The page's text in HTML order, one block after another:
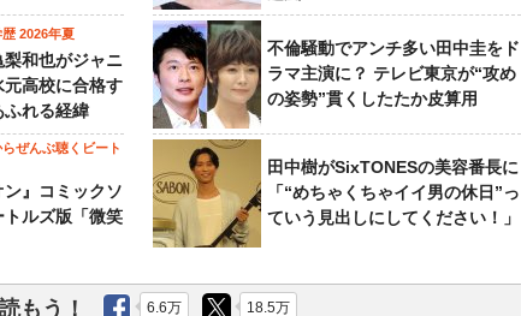
2026年夏
和也がジャニ
高校に合格す
ふれる経緯
不倫騒動でアンチ多い田中圭をド
ラマ主演に？ テレビ東京が“攻め
の姿勢”貫くしたたか皮算用
ぜんぶ聴くビート
ン』コミックソ
ルズ版「微笑
田中樹がSixTONESの美容番長に
「“めちゃくちゃイイ男の休日”っ
ていう見出しにしてください！」
もう！ 6.6万 18.5万